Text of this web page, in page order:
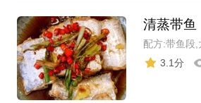
清蒸带鱼
配方:带鱼段,
3.1分